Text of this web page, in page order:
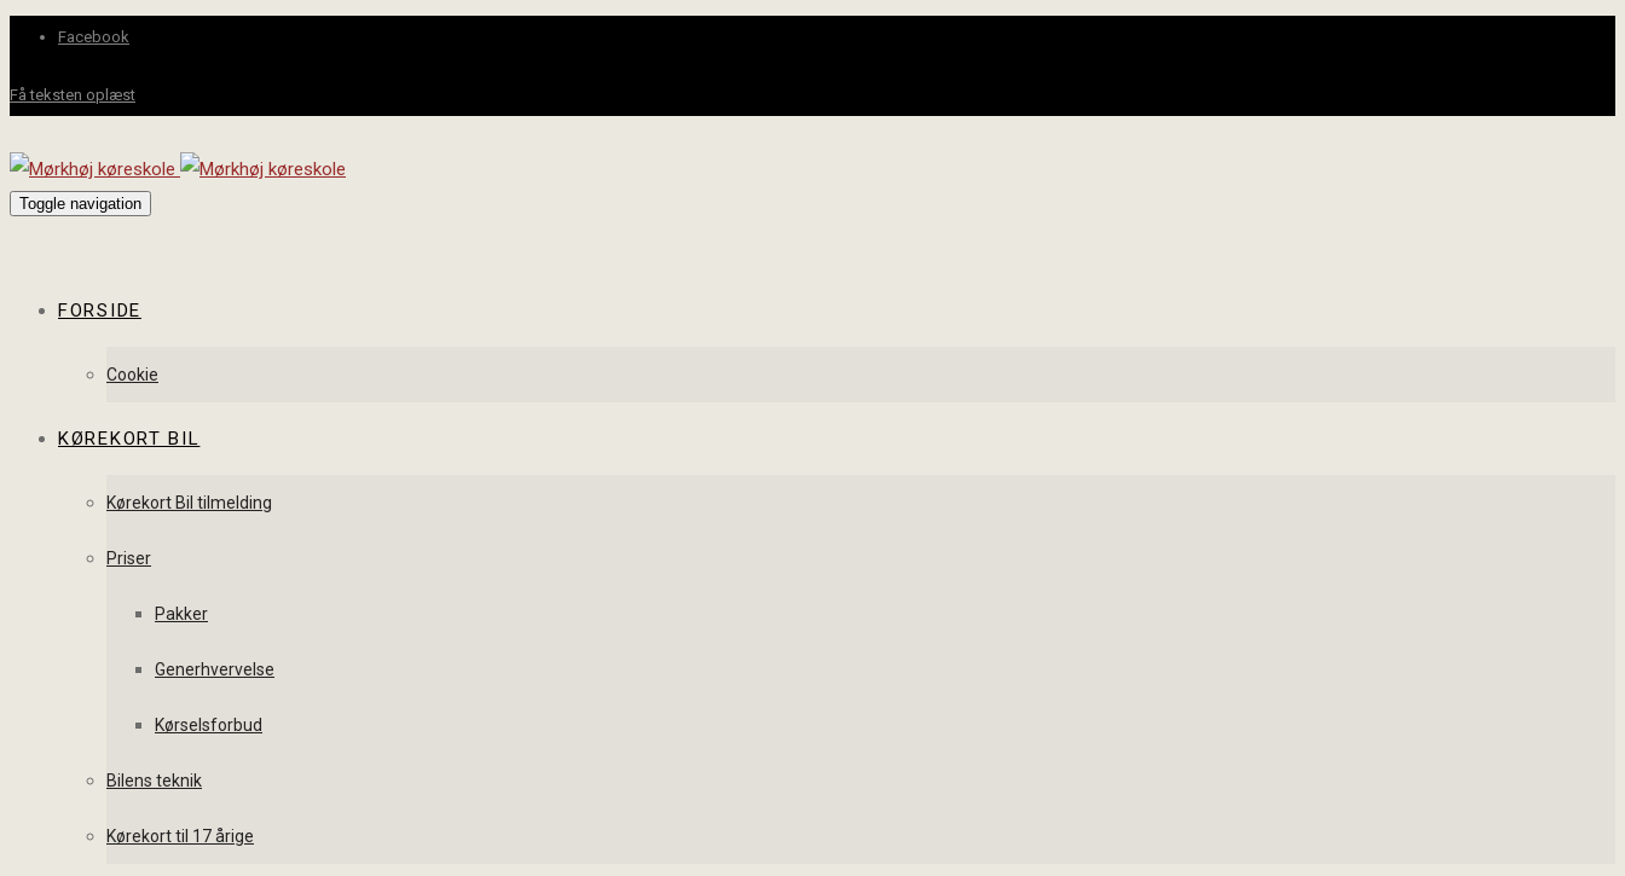
Facebook
Få teksten oplæst
Toggle navigation
FORSIDE
Cookie
KØREKORT BIL
Kørekort Bil tilmelding
Priser
Pakker
Generhvervelse
Kørselsforbud
Bilens teknik
Kørekort til 17 årige